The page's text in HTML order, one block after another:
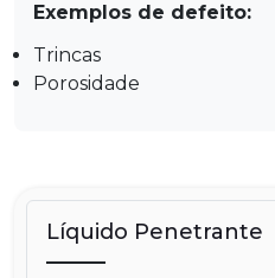
Exemplos de defeito:
Trincas
Porosidade
Líquido Penetrante